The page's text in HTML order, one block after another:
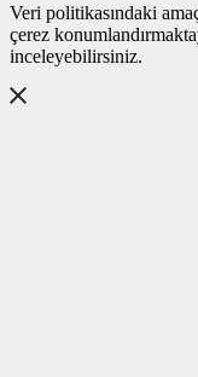
Veri politikasındaki
çerez
inceleyebilirsiniz.